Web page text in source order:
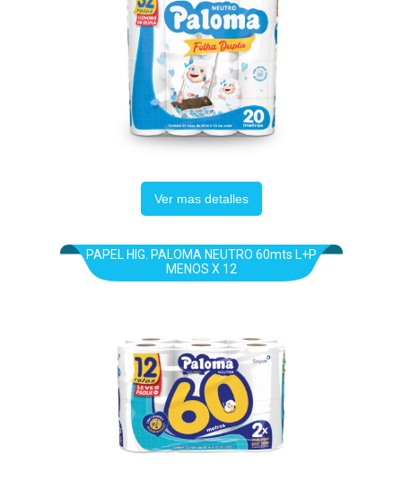
Ver mas detalles
PAPEL HIG. PALOMA NEUTRO 60mts L+P
MENOS X 12